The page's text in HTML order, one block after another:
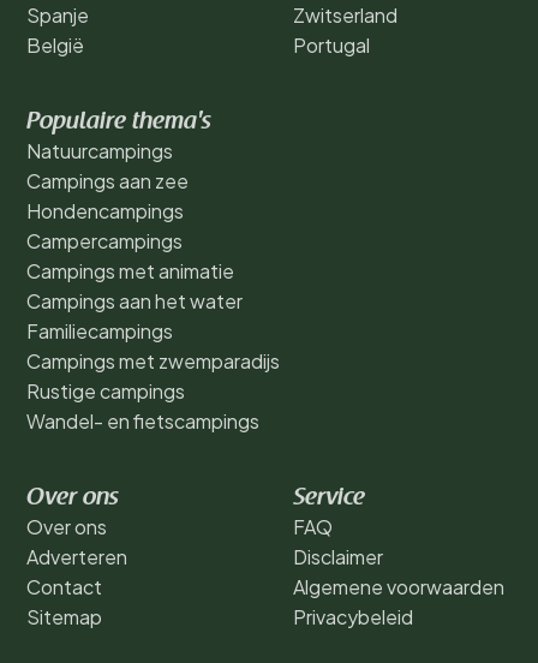
Spanje
België
Zwitserland
Portugal
Populaire thema's
Natuurcampings
Campings aan zee
Hondencampings
Campercampings
Campings met animatie
Campings aan het water
Familiecampings
Campings met zwemparadijs
Rustige campings
Wandel- en fietscampings
Over ons
Over ons
Adverteren
Contact
Sitemap
Service
FAQ
Disclaimer
Algemene voorwaarden
Privacybeleid